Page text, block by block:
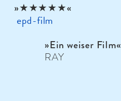
»★★★★★«
epd-film
»Ein weiser Film«
RAY